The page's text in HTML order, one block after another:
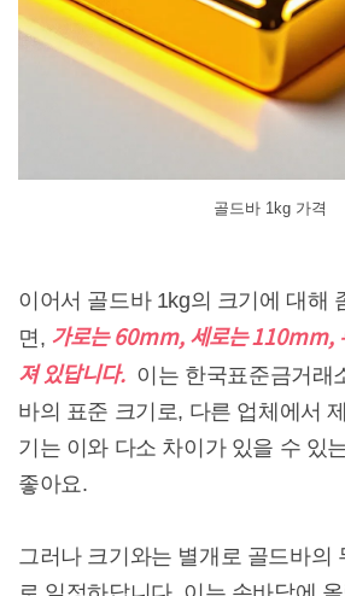
골드바 1kg 가격
이어서 골드바 1kg의 크기에 대해
면, 가로는 60mm, 세로는 110mm,
져 있답니다. 이는 한국표준금거래
바의 표준 크기로, 다른 업체에서
기는 이와 다소 차이가 있을 수 있
좋아요.
그러나 크기와는 별개로 골드바의